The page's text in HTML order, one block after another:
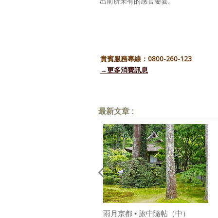
貴賓服務專線：0800-260-123
→更多消費訊息
最新文章 :
雨月京都 • 旅中隨帖（中）